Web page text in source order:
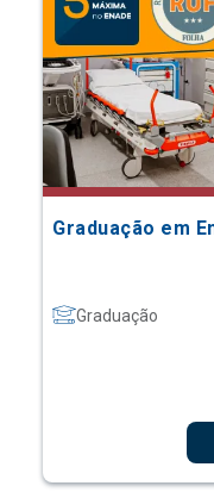
Graduação em
Graduação